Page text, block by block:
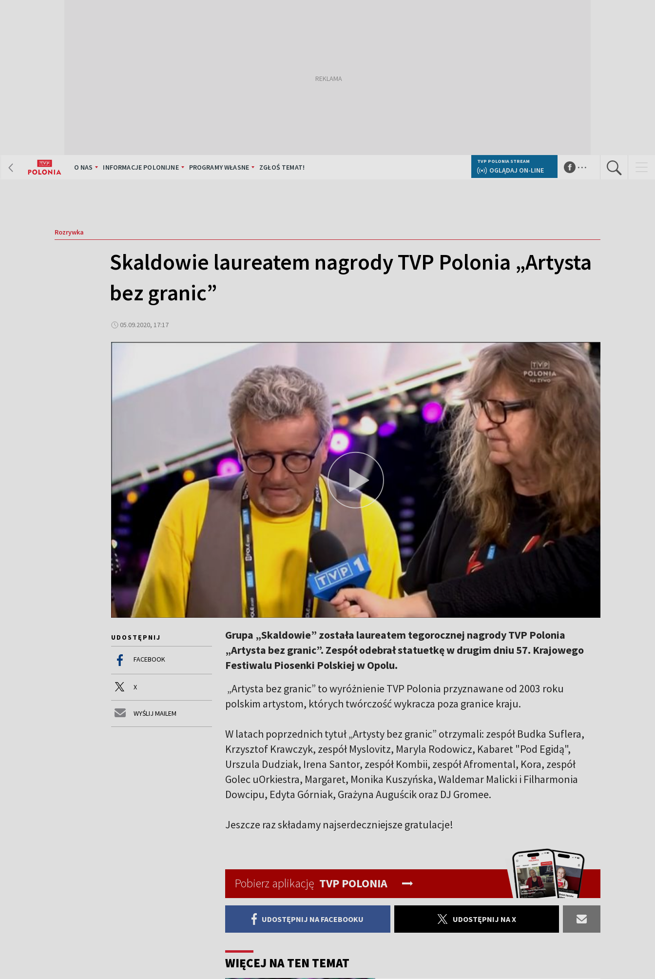
O NAS INFORMACJE POLONIJNE PROGRAMY WŁASNE ZGŁOŚ TEMAT!
TVP POLONIA STREAM
OGLĄDAJ ON-LINE ...
Rozrywka
Skaldowie laureatem nagrody TVP Polonia „Artysta
bez granic”
05.09.2020, 17:17
UDOSTĘPNIJ
FACEBOOK
X
WYŚLIJ MAILEM
Grupa „Skaldowie” została laureatem tegorocznej nagrody TVP Polonia
„Artysta bez granic”. Zespół odebrał statuetkę w drugim dniu 57. Krajowego
Festiwalu Piosenki Polskiej w Opolu.
„Artysta bez granic” to wyróżnienie TVP Polonia przyznawane od 2003 roku
polskim artystom, których twórczość wykracza poza granice kraju.
W latach poprzednich tytuł „Artysty bez granic” otrzymali: zespół Budka Suflera,
Krzysztof Krawczyk, zespół Myslovitz, Maryla Rodowicz, Kabaret "Pod Egidą",
Urszula Dudziak, Irena Santor, zespół Kombii, zespół Afromental, Kora, zespół
Golec uOrkiestra, Margaret, Monika Kuszyńska, Waldemar Malicki i Filharmonia
Dowcipu, Edyta Górniak, Grażyna Auguścik oraz DJ Gromee.
Jeszcze raz składamy najserdeczniejsze gratulacje!
Pobierz aplikację TVP POLONIA
UDOSTĘPNIJ NA FACEBOOKU UDOSTĘPNIJ NA X
WIĘCEJ NA TEN TEMAT